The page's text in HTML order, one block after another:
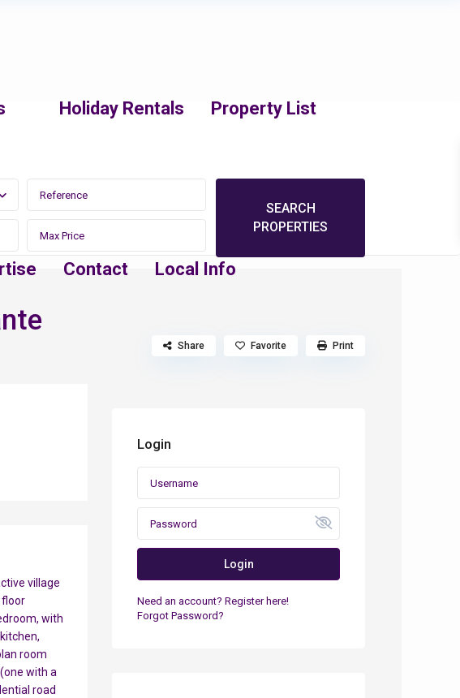
Holiday Rentals Property List
Contact Local Info
Share Favorite Print
village
floor
with
room
with a
road
Login
Login
Need an account? Register here!
Forgot Password?